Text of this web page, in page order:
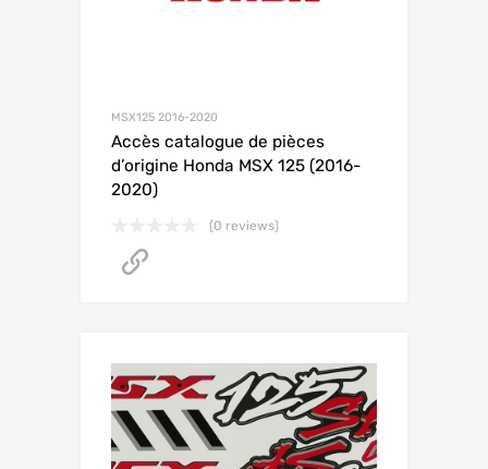
MSX125 2016-2020
Accès catalogue de pièces
d’origine Honda MSX 125 (2016-
2020)
(0 reviews)